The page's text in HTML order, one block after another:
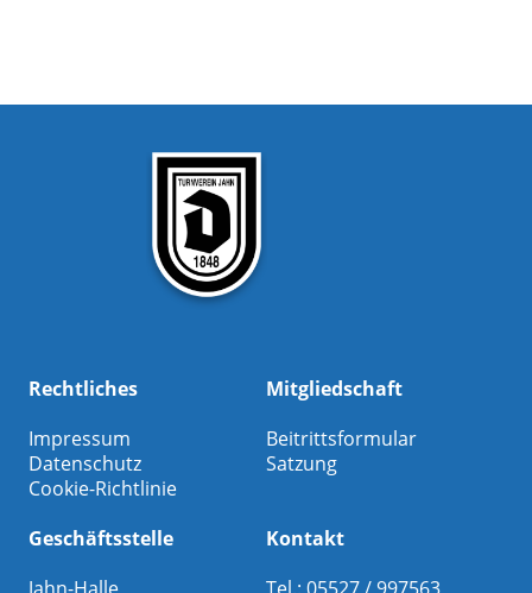
Rechtliches
Impressum
Datenschutz
Cookie-Richtlinie
Mitgliedschaft
Beitrittsformular
Satzung
Geschäftsstelle
Kontakt